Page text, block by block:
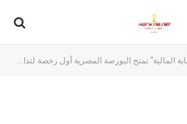
تمنح البورصة المصرية أول رخصة لتداول “العقود الآجلة” على المشتقات المالية تمهيدًا لانطلاق السوق في مارس